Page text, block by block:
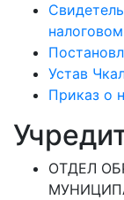
Устав
Приказ о
ОТДЕЛ